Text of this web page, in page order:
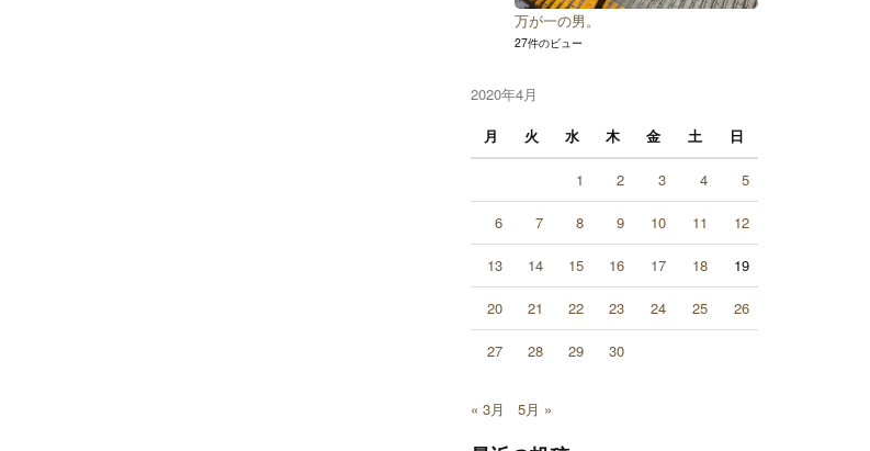
万が一の男。
27件のビュー
2020年4月
月
火 水 木 金 土 日
1 2 3 4 5
6 7 8 9 10 11 12
13 14 15 16 17 18 19
20 21 22 23 24 25 26
27 28 29 30
« 3月 5月 »